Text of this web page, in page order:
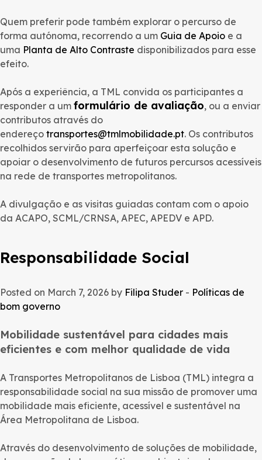
Quem preferir pode também explorar o percurso de
forma autónoma, recorrendo a um Guia de Apoio e a
uma Planta de Alto Contraste disponibilizados para esse
efeito.
Após a experiência, a TML convida os participantes a
responder a um formulário de avaliação, ou a enviar
contributos através do
endereço transportes@tmlmobilidade.pt. Os contributos
recolhidos servirão para aperfeiçoar esta solução e
apoiar o desenvolvimento de futuros percursos acessíveis
na rede de transportes metropolitanos.
A divulgação e as visitas guiadas contam com o apoio
da ACAPO, SCML/CRNSA, APEC, APEDV e APD.
Responsabilidade Social
Posted on March 7, 2026 by Filipa Studer - Políticas de
bom governo
Mobilidade sustentável para cidades mais
eficientes e com melhor qualidade de vida
A Transportes Metropolitanos de Lisboa (TML) integra a
responsabilidade social na sua missão de promover uma
mobilidade mais eficiente, acessível e sustentável na
Área Metropolitana de Lisboa.
Através do desenvolvimento de soluções de mobilidade,